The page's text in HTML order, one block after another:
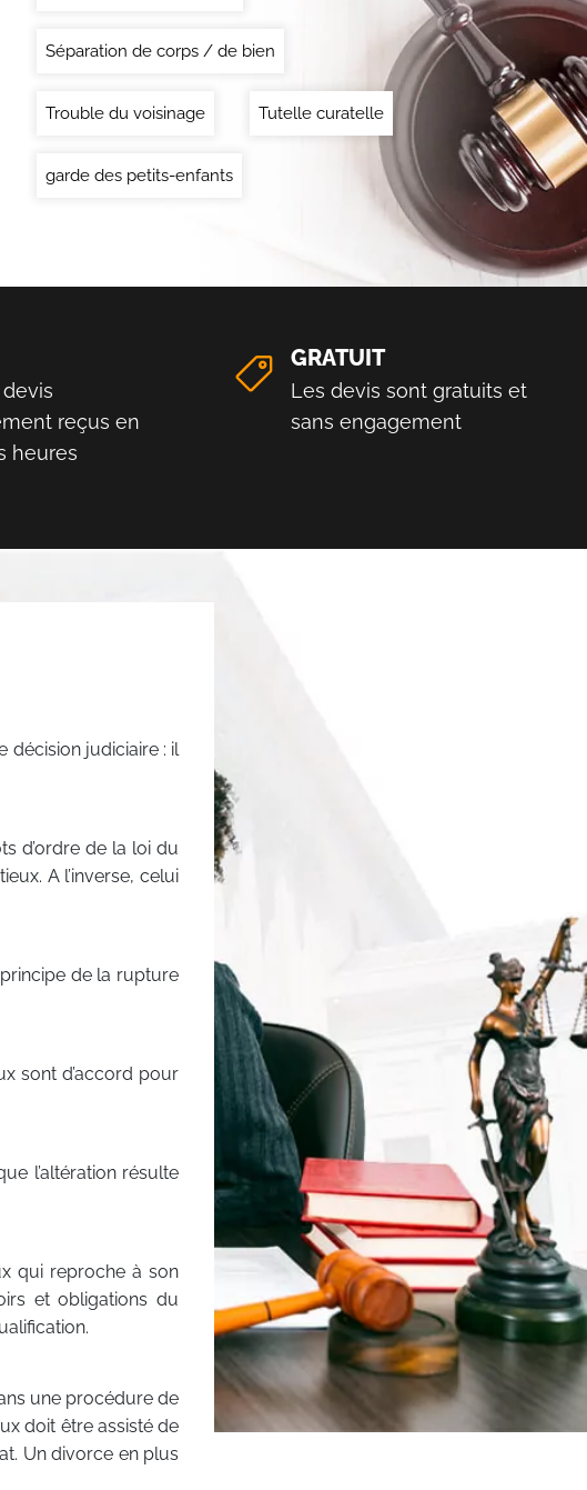
Séparation de corps / de bien
Trouble du voisinage Tutelle curatelle
garde des petits-enfants
devis
reçus en
heures
GRATUIT
Les devis sont gratuits et
sans engagement
décision judiciaire : il
d’ordre de la loi du
A l’inverse, celui
de la rupture
sont d’accord pour
l’altération résulte
qui reproche à son
et obligations du
une procédure de
doit être assisté de
Un divorce en plus